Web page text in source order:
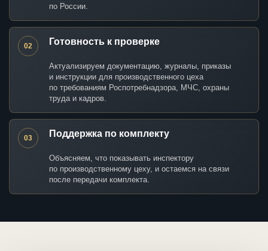
по России.
02 Готовность к проверке
Актуализируем документацию, журналы, приказы
и инструкции для производственного цеха
по требованиям Роспотребнадзора, МЧС, охраны
труда и кадров.
03 Поддержка по комплекту
Объясняем, что показывать инспектору
по производственному цеху, и остаемся на связи
после передачи комплекта.